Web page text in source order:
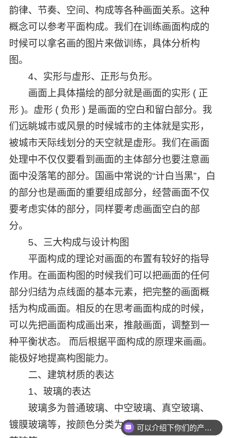
韵律、节奏、空间、构成等各种画面关系。这种
概念可以参考平面构成。我们在训练画面构成的
时候可以拿名画的图片来做训练，具体分析构
图。
4、实形与虚形、正形与负形。
画面上具体描绘的部分就是画面的实形 ( 正
形 )。虚形 ( 负形 ) 是画面的空白和留白部分。我
们远眺城市或风景的时候城市的主体就是实形，
被城市天际线划分的天空就是虚形。我们在画面
处理中不仅仅要看到画面的主体部分也要注意画
面中没落笔的部分。国画中常说的“计白当黑”，白
的部分也是画面的重要组成部分，经营画面不仅
要考虑实体的部分，同样要考虑画面空白的部
分。
5、三大构成与设计构图
平面构成的理论对画面的布置有较好的指导
作用。在画面构图的时候我们可以把画面的任何
部分归结为点线面的基本元素，把完整的画面概
括为构成画面。相反的在思考画面构成的时候，
可以先把画面构成画出来，推敲画面，调整到一
种平衡状态。 而后根据平面构成的原理来画画。
能极好地提高构图能力。
二、建筑材质的表达
1、玻璃的表达
玻璃多为普通玻璃、中空玻璃、真空玻璃、
镀膜玻璃等，按颜色分类为白玻、绿玻、蓝玻、